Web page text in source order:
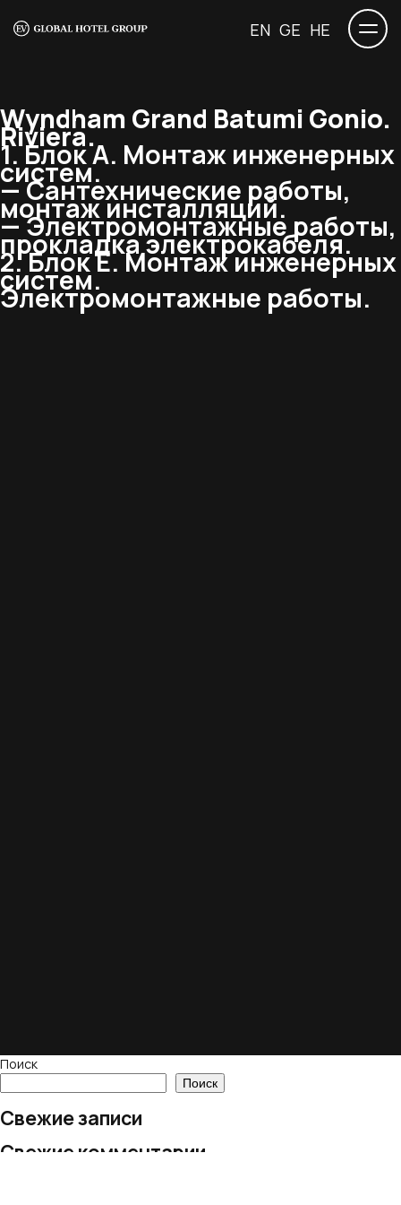
EN GE HE
Wyndham Grand Batumi Gonio.
Riviera.
1. Блок А. Монтаж инженерных
систем.
— Сантехнические работы,
монтаж инсталляций.
— Электромонтажные работы,
прокладка электрокабеля.
2. Блок Е. Монтаж инженерных
систем.
Электромонтажные работы.
Поиск
Поиск
Свежие записи
Свежие комментарии